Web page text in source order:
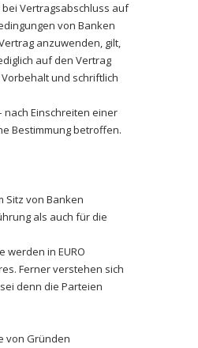
Vertragsabschluss auf
von Banken
anzuwenden, gilt,
auf den Vertrag
und schriftlich
nach Einschreiten einer
Bestimmung betroffen.
Sitz von Banken
als auch für die
werden in EURO
Ferner verstehen sich
denn die Parteien
von Gründen